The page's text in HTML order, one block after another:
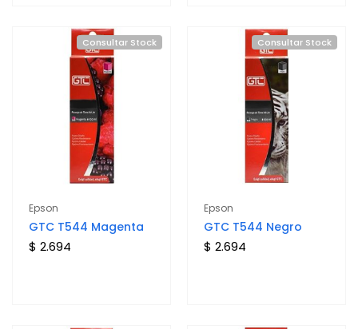
Consultar Stock
Epson
GTC T544 Magenta
$ 2.694
Consultar Stock
Epson
GTC T544 Negro
$ 2.694